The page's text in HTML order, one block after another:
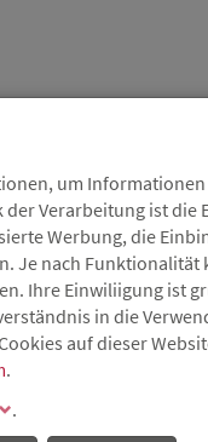
Aktuelles
FÜR
um
Verarbeitung ist
Werbung, die
Je nach
Ihre Einwiliigung ist
in die
auf dieser
.
.